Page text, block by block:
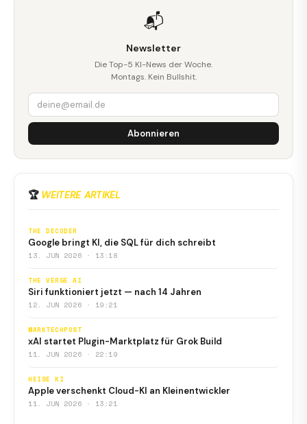
📬
Newsletter
Die Top-5 KI-News der Woche.
Montags. Kein Bullshit.
Abonnieren
🏆 WEITERE ARTIKEL
THE DECODER
Google bringt KI, die SQL für dich schreibt
13. JUN 2026 · 13:18
THE VERGE AI
Siri funktioniert jetzt — nach 14 Jahren
12. JUN 2026 · 19:21
MARKTECHPOST
xAI startet Plugin-Marktplatz für Grok Build
11. JUN 2026 · 22:19
HEISE KI
Apple verschenkt Cloud-KI an Kleinentwickler
11. JUN 2026 · 13:21